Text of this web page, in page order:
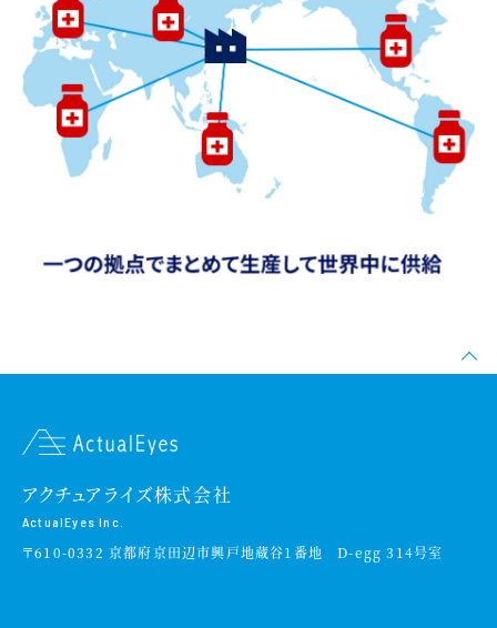
アクチュアライズ株式会社
ActualEyes Inc.
〒610-0332 京都府京田辺市興戸地蔵谷1番地 D-egg 314号室